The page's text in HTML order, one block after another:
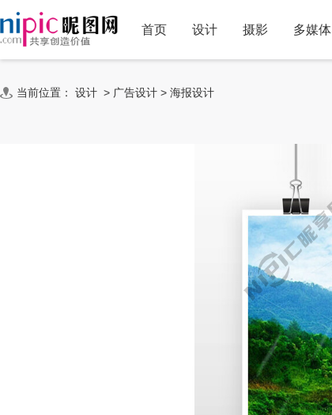
首页 设计 摄影 多媒体
当前位置： 设计 > 广告设计 > 海报设计